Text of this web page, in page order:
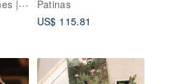
的控
Patinas
US$ 115.81